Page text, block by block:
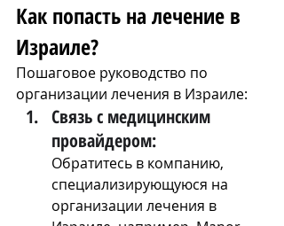
Как попасть на лечение в
Израиле?
Пошаговое руководство по
организации лечения в Израиле:
Связь с медицинским
провайдером:
Обратитесь в компанию,
специализирующуюся на
организации лечения в